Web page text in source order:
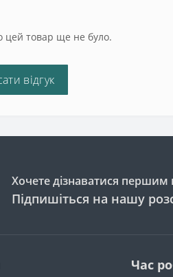
цей товар ще не було.
відгук
Хочете дізнаватися першим
Підпишіться на нашу
Час